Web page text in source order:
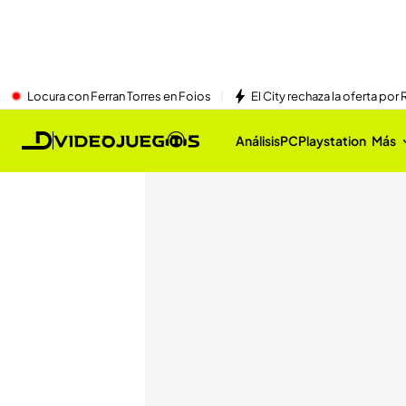
Locura con Ferran Torres en Foios El City rechaza la oferta por
AnálisisPCPlaystation Más